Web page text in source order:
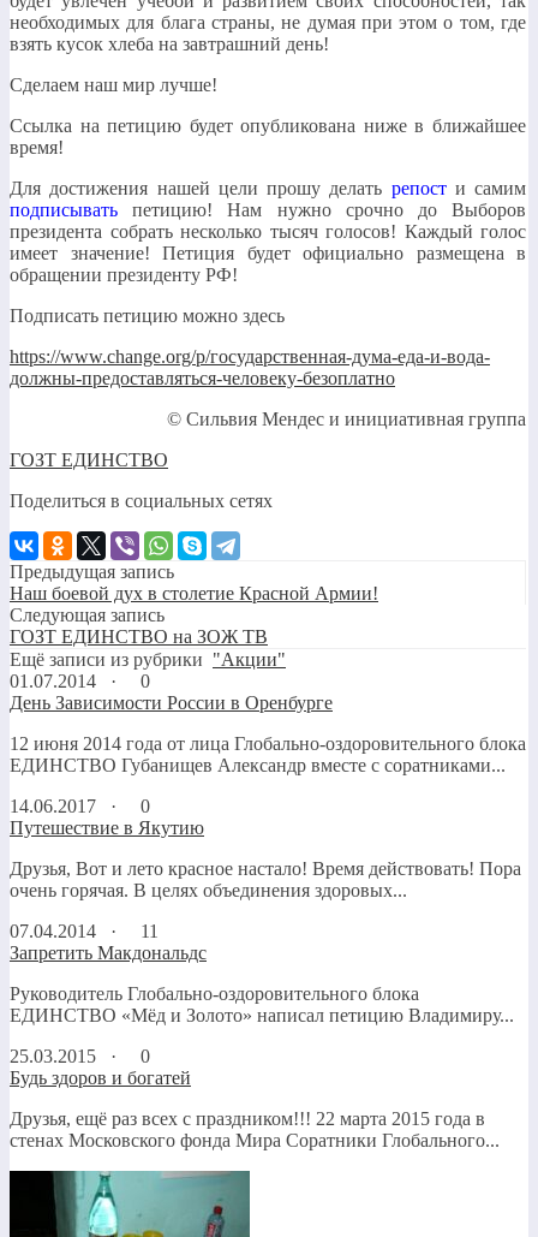
необходимых для блага страны, не думая при этом о том, где
взять кусок хлеба на завтрашний день!
Сделаем наш мир лучше!
Ссылка на петицию будет опубликована ниже в ближайшее
время!
Для достижения нашей цели прошу делать репости самим
подписывать петицию! Нам нужно срочно до Выборов
президента собрать несколько тысяч голосов! Каждый голос
имеет значение! Петиция будет официально размещена в
обращении президенту РФ!
Подписать петицию можно здесь
https://www.change.org/p/государственная-дума-еда-и-вода-
должны-предоставляться-человеку-безоплатно
© Сильвия Мендес и инициативная группа
ГОЗТ ЕДИНСТВО
Поделиться в социальных сетях
Предыдущая запись
Наш боевой дух в столетие Красной Армии!
Следующая запись
ГОЗТ ЕДИНСТВО на ЗОЖ ТВ
Ещё записи из рубрики "Акции"
01.07.2014 ·
0
День Зависимости России в Оренбурге
12 июня 2014 года от лица Глобально-оздоровительного блока
ЕДИНСТВО Губанищев Александр вместе с соратниками...
14.06.2017 ·
0
Путешествие в Якутию
Друзья, Вот и лето красное настало! Время действовать! Пора
очень горячая. В целях объединения здоровых...
07.04.2014 ·
11
Запретить Макдональдс
Руководитель Глобально-оздоровительного блока
ЕДИНСТВО «Мёд и Золото» написал петицию Владимиру...
25.03.2015 ·
0
Будь здоров и богатей
Друзья, ещё раз всех с праздником!!! 22 марта 2015 года в
стенах Московского фонда Мира Соратники Глобального...